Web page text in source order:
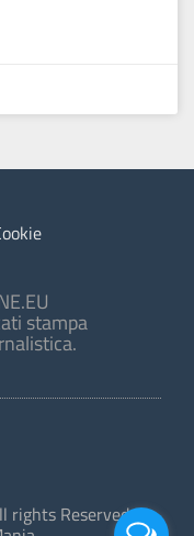
stampa
rights Reserved.